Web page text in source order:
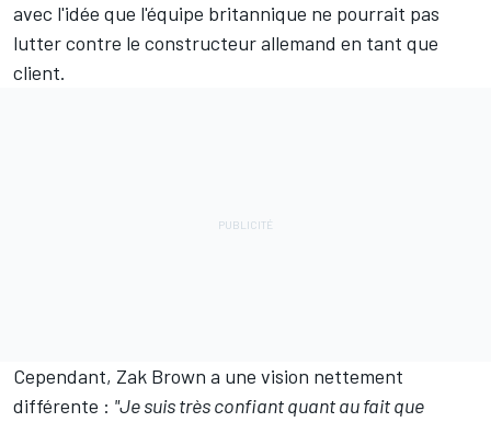
avec l'idée que l'équipe britannique ne pourrait pas
lutter contre le constructeur allemand en tant que
client.
Cependant, Zak Brown a une vision nettement
différente : "Je suis très confiant quant au fait que